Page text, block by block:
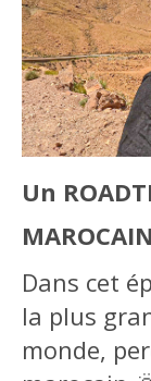
Un
Dans cet
la plus
monde,